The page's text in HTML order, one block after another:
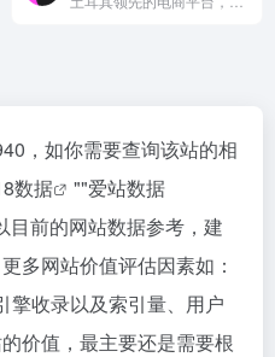
，如你需要查询该站的相
数据 ""爱站数据
目前的网站数据参考，建
多网站价值评估因素如：
擎收录以及索引量、用户
价值，最主要还是需要根